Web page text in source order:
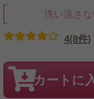
洗い流さ
4(8件)
カートに